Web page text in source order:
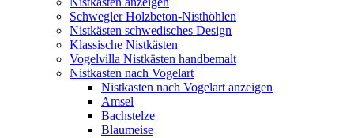
Schwegler Holzbeton-Nisthöhlen
Nistkästen schwedisches Design
Klassische Nistkästen
Vogelvilla Nistkästen handbemalt
Nistkasten nach Vogelart
Nistkasten nach Vogelart anzeigen
Amsel
Bachstelze
Blaumeise